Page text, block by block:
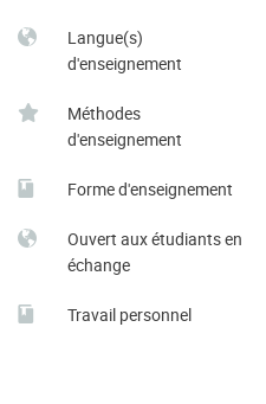
Langue(s)
d'enseignement
Méthodes
d'enseignement
Forme d'enseignement
Ouvert aux étudiants en
échange
Travail personnel